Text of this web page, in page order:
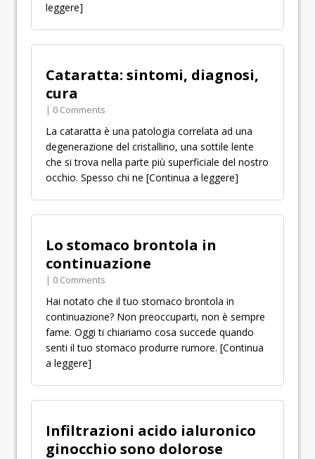
leggere]
Cataratta: sintomi, diagnosi,
cura
| 0 Comments
La cataratta è una patologia correlata ad una
degenerazione del cristallino, una sottile lente
che si trova nella parte più superficiale del nostro
occhio. Spesso chi ne [Continua a leggere]
Lo stomaco brontola in
continuazione
| 0 Comments
Hai notato che il tuo stomaco brontola in
continuazione? Non preoccuparti, non è sempre
fame. Oggi ti chiariamo cosa succede quando
senti il tuo stomaco produrre rumore. [Continua
a leggere]
Infiltrazioni acido ialuronico
ginocchio sono dolorose